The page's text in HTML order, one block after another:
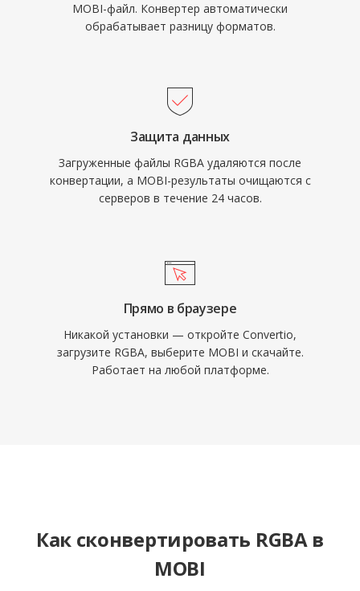
MOBI-файл. Конвертер автоматически
обрабатывает разницу форматов.
Защита данных
Загруженные файлы RGBA удаляются после
конвертации, а MOBI-результаты очищаются с
серверов в течение 24 часов.
Прямо в браузере
Никакой установки — откройте Convertio,
загрузите RGBA, выберите MOBI и скачайте.
Работает на любой платформе.
Как сконвертировать RGBA в
MOBI